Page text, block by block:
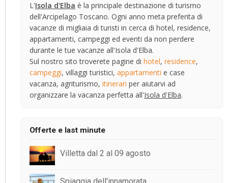
L'Isola d'Elba è la principale destinazione di turismo
dell'Arcipelago Toscano. Ogni anno meta preferita di
vacanze di migliaia di turisti in cerca di hotel, residence,
appartamenti, campeggi ed eventi da non perdere
durante le tue vacanze all'Isola d'Elba.
Sul nostro sito troverete pagine di hotel, residence,
campeggi, villaggi turistici, appartamenti e case
vacanza, agriturismo, itinerari per aiutarvi ad
organizzare la vacanza perfetta all'Isola d'Elba.
Offerte e last minute
Villetta dal 2 al 09 agosto